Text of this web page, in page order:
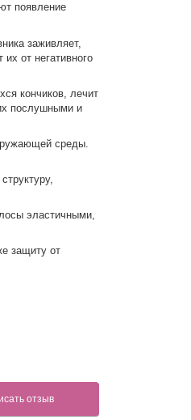
появление
заживляет,
от негативного
кончиков, лечит
послушными и
среды.
эластичными,
защиту от
отзыв